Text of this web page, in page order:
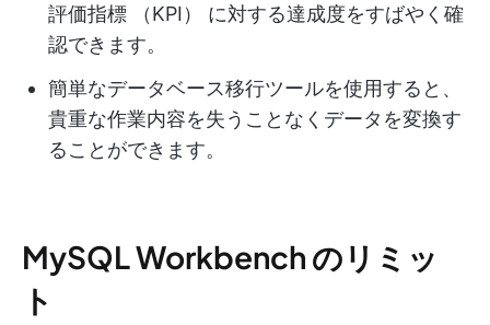
評価指標 （KPI） に対する達成度をすばやく確
認できます。
簡単なデータベース移行ツールを使用すると、
貴重な作業内容を失うことなくデータを変換す
ることができます。
MySQL Workbench のリミッ
ト